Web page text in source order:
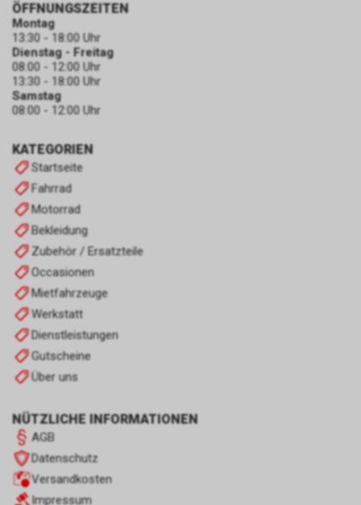
KATEGORIEN
Startseite
Fahrrad
Motorrad
Bekleidung
Zubehör / Ersatzteile
Occasionen
Mietfahrzeuge
Werkstatt
Dienstleistungen
Gutscheine
Über uns
NÜTZLICHE INFORMATIONEN
AGB
Datenschutz
Versandkosten
Impressum
ÖFFNUNGSZEITEN
Montag
13:30 - 18:00 Uhr
Dienstag - Freitag
08:00 - 12:00 Uhr
13:30 - 18:00 Uhr
Samstag
08:00 - 12:00 Uhr